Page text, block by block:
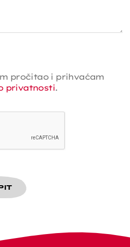
pročitao i prihvaćam
privatnosti.